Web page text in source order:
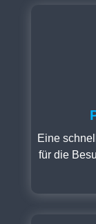
Eine
für die